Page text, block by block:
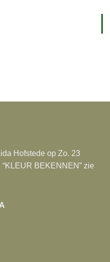
Hofstede op Zo. 23
BEKENNEN” zie